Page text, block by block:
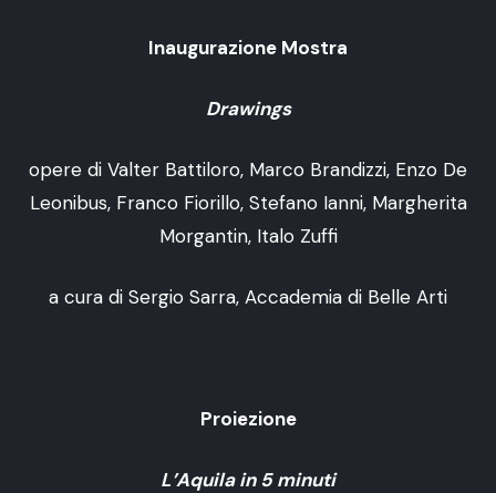
Inaugurazione Mostra
Drawings
opere di Valter Battiloro, Marco Brandizzi, Enzo De
Leonibus, Franco Fiorillo, Stefano Ianni, Margherita
Morgantin, Italo Zuffi
a cura di Sergio Sarra, Accademia di Belle Arti
Proiezione
L’Aquila in 5 minuti